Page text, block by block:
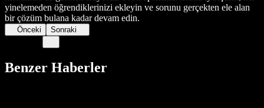
yinelemeden öğrendiklerinizi ekleyin ve sorunu gerçekten ele alan
bir çözüm bulana kadar devam edin.
Önceki Sonraki
Benzer Haberler